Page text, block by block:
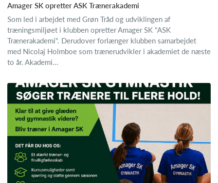
Amager SK opretter ASK Trænerakademi
Som led i arbejdet med Grøn Tråd og udviklingen af
træningsmiljøet i klubben opretter Amager SK "ASK
Trænerakademi". Derudover forlænger klubben samarbejdet
med Nicolaj Holmboe som trænerudvikler i akademiet de næste
to år. Akademi...